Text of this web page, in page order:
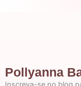
Pollyanna